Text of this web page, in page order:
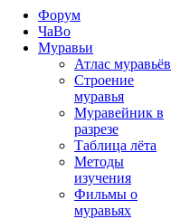
Форум
ЧаВо
Муравьи
Атлас муравьёв
Строение
муравья
Муравейник в
разрезе
Таблица лёта
Методы
изучения
Фильмы о
муравьях